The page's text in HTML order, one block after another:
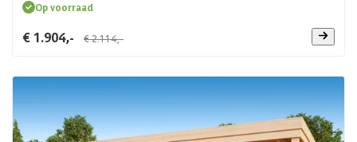
Op voorraad
€ 1.904,- € 2.114,-